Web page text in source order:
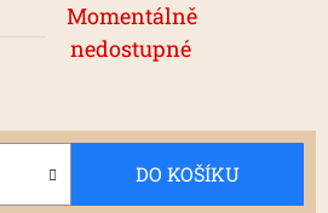
Momentálně
nedostupné
DO KOŠÍKU